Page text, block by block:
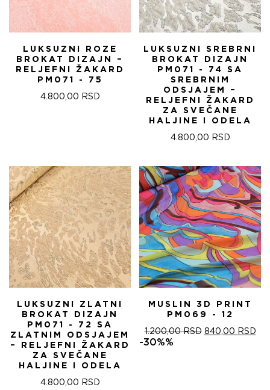
LUKSUZNI ROZE
BROKAT DIZAJN –
RELJEFNI ŽAKARD
PM071 - 75
4.800,00 RSD
LUKSUZNI SREBRNI
BROKAT DIZAJN
PM071 - 74 SA
SREBRNIM
ODSJAJEM –
RELJEFNI ŽAKARD
ZA SVEČANE
HALJINE I ODELA
4.800,00 RSD
LUKSUZNI ZLATNI
BROKAT DIZAJN
PM071 - 72 SA
ZLATNIM ODSJAJEM
– RELJEFNI ŽAKARD
ZA SVEČANE
HALJINE I ODELA
4.800,00 RSD
MUSLIN 3D PRINT
PM069 - 12
1.200,00RSD ОРИГИНАЛНА
840,00 RSD
-30%%